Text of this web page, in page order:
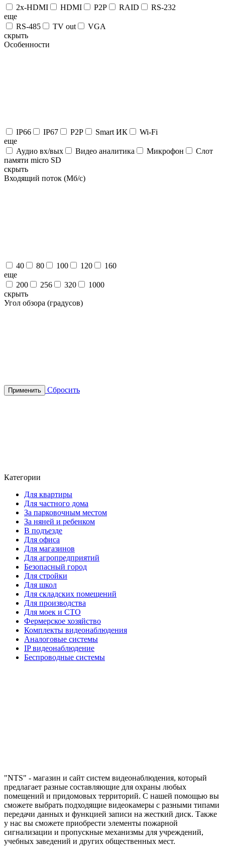
2x-HDMI HDMI P2P RAID
RS-232
eще
RS-485
TV out
VGA
скрыть
Особенности
IP66 IP67 P2P Smart ИК
Wi-Fi
eще
Аудио вх/вых
Видео аналитика Микрофон
Слот
памяти micro SD
скрыть
Входящий поток (Мб/с)
40 80 100 120
160
eще
200
256 320
1000
скрыть
Угол обзора (градусов)
Сбросить
Категории
Для квартиры
Для частного дома
За парковочным местом
За няней и ребенком
В подъезде
Для офиса
Для магазинов
Для агропредприятий
Безопасный город
Для стройки
Для школ
Для складских помещений
Для производства
Для моек и СТО
Фермерское хозяйство
Комплекты видеонаблюдения
Аналоговые системы
IP видеонаблюдение
Беспроводные системы
"NTS" - магазин и сайт систем видеонаблюдения, который
предлагает разные составляющие для охраны любых
помещений и придомовых территорий. С нашей помощью вы
сможете выбрать подходящие видеокамеры с разными типами
передачи данных и функцией записи на жесткий диск. Также
у нас вы сможете приобрести элементы пожарной
сигнализации и пропускные механизмы для учреждений,
учебных заведений и других общественных мест.